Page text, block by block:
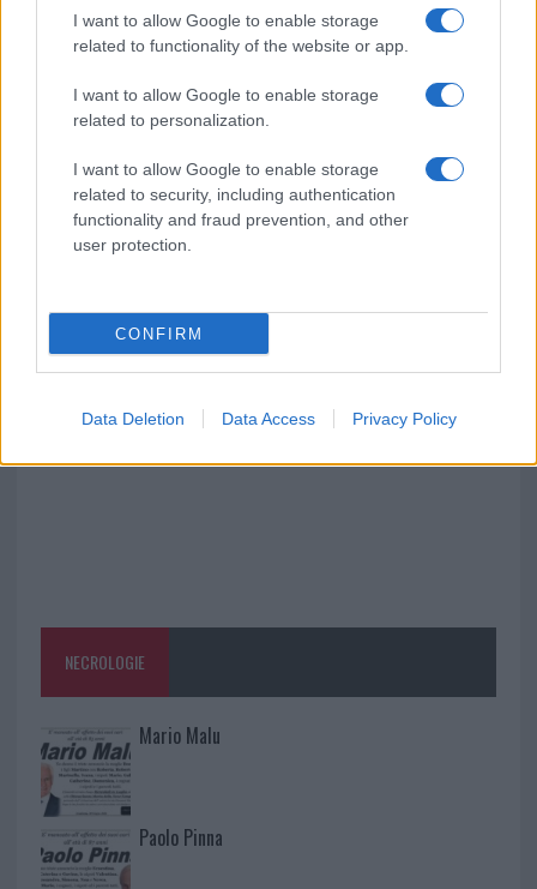
I want to allow Google to enable storage
related to functionality of the website or app.
I want to allow Google to enable storage
related to personalization.
I want to allow Google to enable storage
related to security, including authentication
functionality and fraud prevention, and other
user protection.
CONFIRM
Data Deletion Data Access Privacy Policy
Jovanotti, Gabry Ponte e Alfa: Olbia ombelico del
mondo per una notte
Giorgia Meloni a La Maddalena, la vicesindaco:
“Orgoglio e discrezione per visita privata̶…
Incendio nella notte a Olbia, a fuoco due furgoni
A fuoco un deposito con bombole, intervento dei
vigili del fuoco a Rudalza
NECROLOGIE
Mario Malu
Paolo Pinna